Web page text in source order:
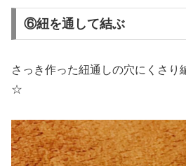
⑥紐を通して結ぶ
さっき作った紐通しの穴にくさり
☆